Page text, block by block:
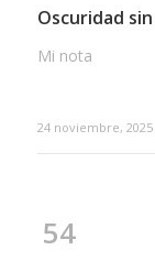
Oscuridad
Mi nota
24 noviembre, 2025
54